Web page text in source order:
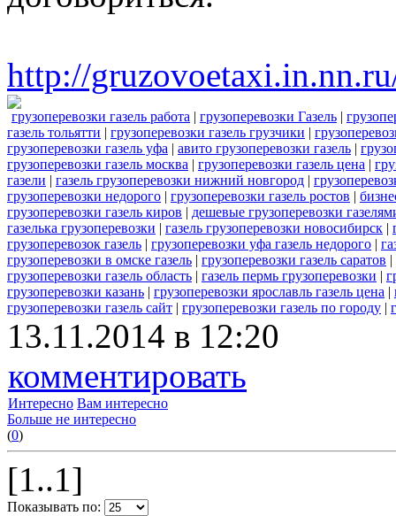
http://
грузоперевозки газель работа | грузоперевозки Газель |
газель тольятти | грузоперевозки газель грузчики |
грузоперевозки газель уфа | авито грузоперевозки газель |
грузоперевозки газель москва | грузоперевозки газель цена |
газели | газель грузоперевозки нижний новгород |
грузоперевозки недорого | грузоперевозки газель ростов |
грузоперевозки газель киров | дешевые грузоперевозки
газелька грузоперевозки | газель грузоперевозки новосибирск |
грузоперевозок газель | грузоперевозки уфа газель недорого |
грузоперевозки в омске газель | грузоперевозки газель саратов |
грузоперевозки газель область | газель пермь грузоперевозки |
грузоперевозки казань | грузоперевозки ярославль газель цена |
грузоперевозки газель сайт | грузоперевозки газель по городу |
13.11.2014 в 12:20
комментировать
Интересно Вам интересно
Больше не интересно
(0)
[1..1]
Показывать по: